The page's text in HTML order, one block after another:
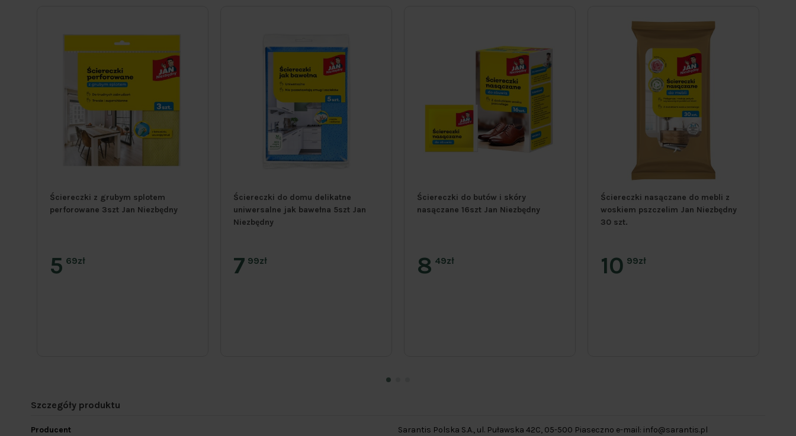
Ściereczki z grubym splotem
perforowane 3szt Jan Niezbędny
5 69zł
Ściereczki do domu delikatne
uniwersalne jak bawełna 5szt Jan
Niezbędny
7 99zł
Ściereczki do butów i skóry
nasączane 16szt Jan Niezbędny
8 49zł
Ściereczki nasączane do mebli z
woskiem pszczelim Jan Niezbędny
30 szt.
10 99zł
Szczegóły produktu
Producent Sarantis Polska S.A., ul. Puławska 42C, 05-500 Piaseczno e-mail: info@sarantis.pl